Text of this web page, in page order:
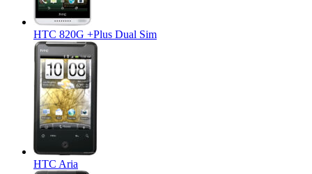
HTC 820G +Plus Dual Sim
HTC Aria